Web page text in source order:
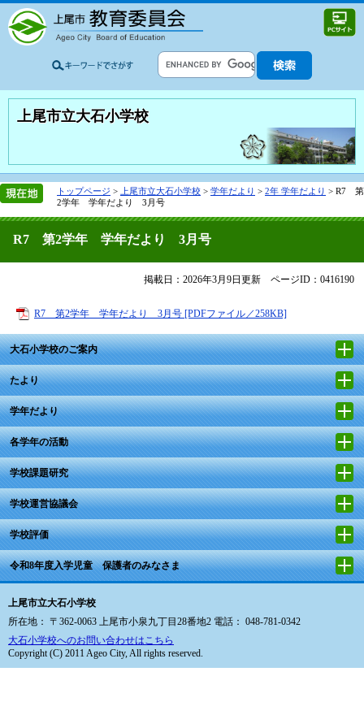
上尾市立大石小学校
トップページ > 上尾市立大石小学校 > 学年だより > 2年 学年だより > R7 第
2学年 学年だより 3月号
R7 第2学年 学年だより 3月号
掲載日：2026年3月9日更新 ページID：0416190
R7 第2学年 学年だより 3月号 [PDFファイル／258KB]
大石小学校のご案内
たより
学年だより
各学年の活動
学校課題研究
学校運営協議会
学校評価
令和8年度入学児童 保護者のみなさま
上尾市立大石小学校
所在地： 〒362-0063 上尾市小泉九丁目28番地2 電話： 048-781-0342
大石小学校へのお問い合わせはこちら
Copyright (C) 2011 Ageo City, All rights reserved.